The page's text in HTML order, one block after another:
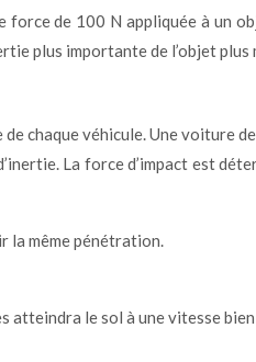
de 100 N appliquée à un
plus importante de l’objet plus
chaque véhicule. Une
La force d’impact est
la même pénétration.
le sol à une vitesse